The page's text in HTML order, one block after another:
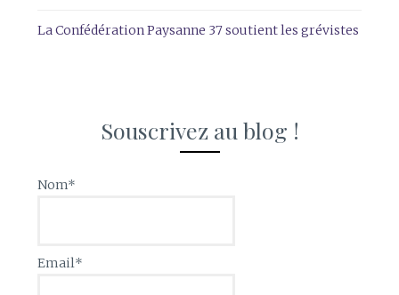
La Confédération Paysanne 37 soutient les grévistes
Souscrivez au blog !
Nom*
Email*